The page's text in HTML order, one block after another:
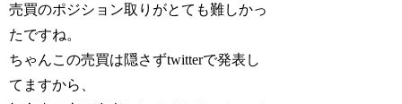
売買のポジション取りがとても難しかっ
たですね。
ちゃんこの売買は隠さずtwitterで発表し
てますから、